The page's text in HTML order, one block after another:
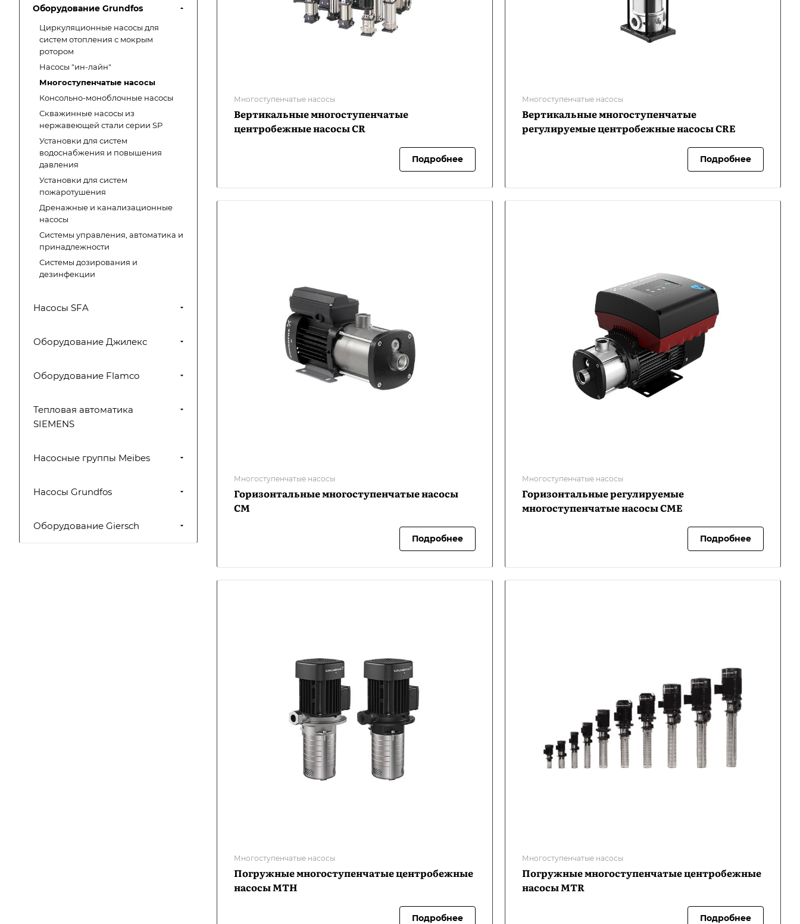
Многоступенчатые насосы
Вертикальные многоступенчатые
центробежные насосы CR
Подробнее
Многоступенчатые насосы
Вертикальные многоступенчатые
регулируемые центробежные насосы CRE
Подробнее
Многоступенчатые насосы
Горизонтальные многоступенчатые насосы
CM
Подробнее
Многоступенчатые насосы
Горизонтальные регулируемые
многоступенчатые насосы CME
Подробнее
Многоступенчатые насосы
Погружные многоступенчатые центробежные
насосы MTH
Подробнее
Многоступенчатые насосы
Погружные многоступенчатые центробежные
насосы MTR
Подробнее
Оборудование Grundfos
Циркуляционные насосы для
систем отопления с мокрым
ротором
Насосы "ин-лайн"
Многоступенчатые насосы
Консольно-моноблочные насосы
Скважинные насосы из
нержавеющей стали серии SP
Установки для систем
водоснабжения и повышения
давления
Установки для систем
пожаротушения
Дренажные и канализационные
насосы
Системы управления, автоматика и
принадлежности
Системы дозирования и
дезинфекции
Насосы SFA
Оборудование Джилекс
Оборудование Flamco
Тепловая автоматика
SIEMENS
Насосные группы Meibes
Насосы Grundfos
Оборудование Giersch